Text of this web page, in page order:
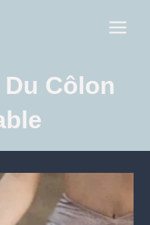
Côlon